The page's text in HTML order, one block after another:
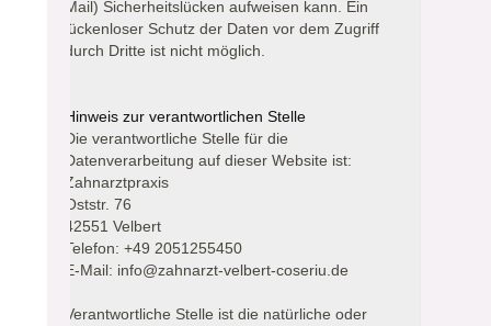
Mail) Sicherheitslücken aufweisen kann. Ein
lückenloser Schutz der Daten vor dem Zugriff
durch Dritte ist nicht möglich.
Hinweis zur verantwortlichen Stelle
Die verantwortliche Stelle für die
Datenverarbeitung auf dieser Website ist:
Zahnarztpraxis
Oststr. 76
42551 Velbert
Telefon: +49 2051255450
E-Mail: info@zahnarzt-velbert-coseriu.de
Verantwortliche Stelle ist die natürliche oder